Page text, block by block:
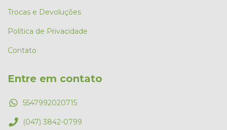
Trocas e Devoluções
Política de Privacidade
Contato
Entre em contato
5547992020715
(047) 3842-0799